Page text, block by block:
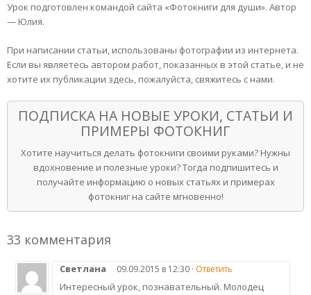
Урок подготовлен командой сайта «Фотокниги для души». Автор
— Юлия.
При написании статьи, использованы фотографии из интернета.
Если вы являетесь автором работ, показанных в этой статье, и не
хотите их публикации здесь, пожалуйста, свяжитесь с нами.
ПОДПИСКА НА НОВЫЕ УРОКИ, СТАТЬИ И
ПРИМЕРЫ ФОТОКНИГ
Хотите научиться делать фотокниги своими руками? Нужны
вдохновение и полезные уроки? Тогда подпишитесь и
получайте информацию о новых статьях и примерах
фотокниг на сайте мгновенно!
33 комментария
Светлана 09.09.2015 в 12:30 · Ответить
Интересный урок, познавательный. Молодец